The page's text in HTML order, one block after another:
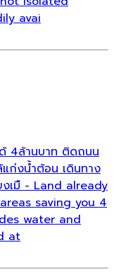
avai
4ล้านบาท ติดถนน
ก่งน้ำต้อน เดินทาง
เมื - Land already
saving you 4
water and
at